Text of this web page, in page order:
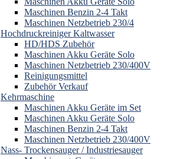
Maschinen Benzin 2-4 Takt
Maschinen Netzbetrieb 230/4
Hochdruckreiniger Kaltwasser
HD/HDS Zubehör
Maschinen Akku Geräte Solo
Maschinen Netzbetrieb 230/400V
Reinigungsmittel
Zubehör Verkauf
Kehrmaschine
Maschinen Akku Geräte im Set
Maschinen Akku Geräte Solo
Maschinen Benzin 2-4 Takt
Maschinen Netzbetrieb 230/400V
Nass- Trockensauger / Industriesauger